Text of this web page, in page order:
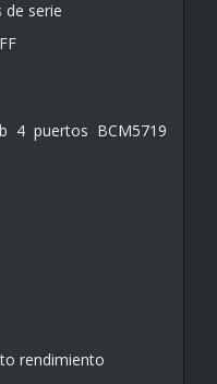
de serie
4 puertos BCM5719
rendimiento